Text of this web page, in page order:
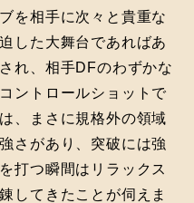
を相手に次々と貴重な
した大舞台であればあ
れ、相手DFのわずかな
ントロールショットで
、まさに規格外の領域
さがあり、突破には強
打つ瞬間はリラックス
してきたことが伺えま